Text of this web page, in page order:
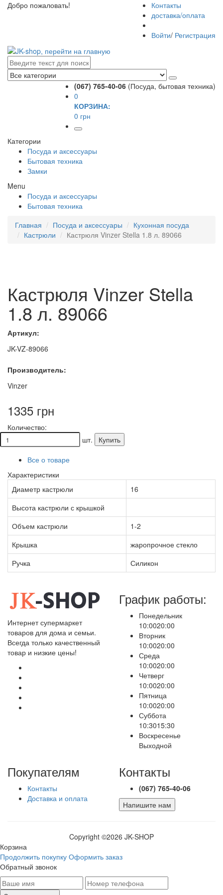
Добро пожаловать!
Контакты
доставка/оплата
Войти/ Регистрация
(067) 765-40-06 (Посуда, бытовая техника)
0
КОРЗИНА:
0 грн
Категории
Посуда и аксессуары
Бытовая техника
Замки
Menu
Посуда и аксессуары
Бытовая техника
Главная
Посуда и аксессуары
Кухонная посуда
Кастрюли
Кастрюля Vinzer Stella 1.8 л. 89066
Кастрюля Vinzer Stella
1.8 л. 89066
Артикул:
JK-VZ-89066
Производитель:
Vinzer
1335 грн
Количество:
шт.
Купить
Все о товаре
Характеристики
Диаметр кастрюли
16
Высота кастрюли с крышкой
Объем кастрюли
1-2
Крышка
жаропрочное стекло
Ручка
Силикон
Интернет супермаркет
товаров для дома и семьи.
Всегда только качественный
товар и низкие цены!
График работы:
Понедельник
10:0020:00
Вторник
10:0020:00
Среда
10:0020:00
Четверг
10:0020:00
Пятница
10:0020:00
Суббота
10:3015:30
Воскресенье
Выходной
Покупателям
Контакты
Доставка и оплата
Контакты
(067) 765-40-06
Напишите нам
Copyright ©2026 JK-SHOP
Корзина
Продолжить покупку Оформить заказ
Обратный звонок